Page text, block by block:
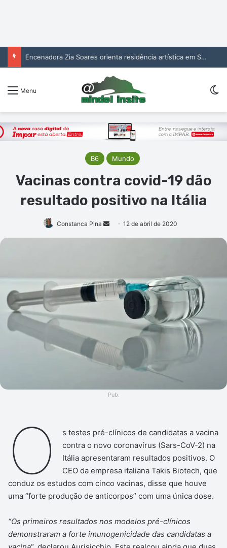
Encenadora Zia Soares orienta residência artística em São Vicente
Menu
B6 Mundo
Vacinas contra covid-19 dão
resultado positivo na Itália
Constanca Pina
Mande12 de abril de 2020
Pub.
O
s testes pré-clínicos de candidatas a vacina
contra o novo coronavírus (Sars-CoV-2) na
Itália apresentaram resultados positivos. O
CEO da empresa italiana Takis Biotech, que
conduz os estudos com cinco vacinas, disse que houve
uma “forte produção de anticorpos” com uma única dose.
“Os primeiros resultados nos modelos pré-clínicos
demonstraram a forte imunogenicidade das candidatas a